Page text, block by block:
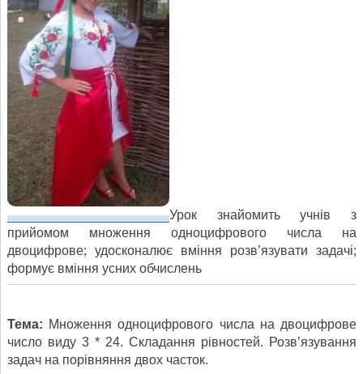
Урок знайомить учнів з
прийомом множення одноцифрового числа на
двоцифрове; удосконалює вміння розв’язувати задачі;
формує вміння усних обчислень
Тема: Множення одноцифрового числа на двоцифрове
число виду 3 * 24. Складання рівностей. Розв’язування
задач на порівняння двох часток.